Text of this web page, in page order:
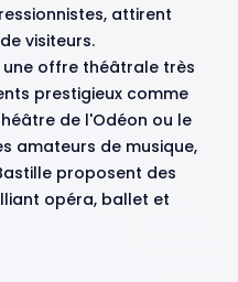
attirent
visiteurs.
offre théâtrale très
prestigieux comme
de l'Odéon ou le
amateurs de musique,
proposent des
opéra, ballet et